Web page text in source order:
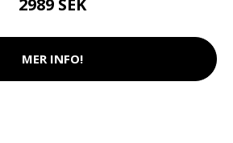
MER INFO!